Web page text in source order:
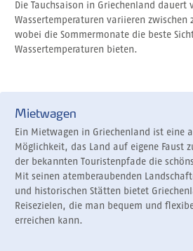
Die Tauchsaison in Griechenland dauert
Wassertemperaturen variieren zwischen
wobei die Sommermonate die beste
Wassertemperaturen bieten.
Mietwagen
Ein Mietwagen in Griechenland ist eine
Möglichkeit, das Land auf eigene Faust
der bekannten Touristenpfade die
Mit seinen atemberaubenden
und historischen Stätten bietet
Reisezielen, die man bequem und
erreichen kann.